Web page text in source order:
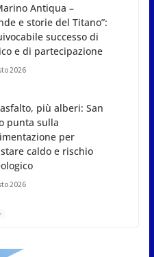
più alberi: San
punta sulla
per
caldo e rischio
di Marcinelle diventi